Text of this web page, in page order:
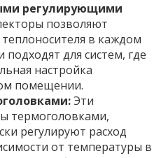
регулирующими
позволяют
в каждом
для систем, где
настройка
помещении.
Эти
термоголовками,
регулируют расход
от температуры в